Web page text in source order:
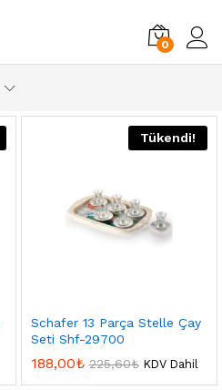
0
Tükendi!
Schafer 13 Parça Stelle Çay
Seti Shf-29700
188,00₺ 225,60₺ KDV Dahil